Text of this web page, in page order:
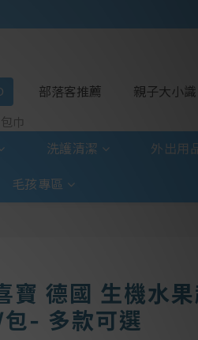
包巾
部落客推薦 親子大小識
洗護清潔 外出用
毛孩專區
寶 德國 生機水果
- 多款可選